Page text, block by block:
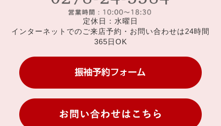
定休日：水曜日
インターネットでのご来店予約・お問い合わせは24時間
365日OK